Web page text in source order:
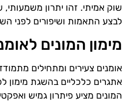
שוק אמיתי. זהו יתרון
לבצע התאמות ושיפורים לפני
מימון המונים
אומנים צעירים ומתחילים
אתגרים כלכליים בהשגת מימון
המונים מציע פיתרון גמיש